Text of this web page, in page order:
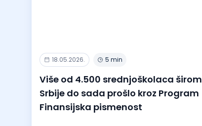
18.05.2026. 5 min
Više od 4.500 srednjoškolaca širom
Srbije do sada prošlo kroz Program
Finansijska pismenost